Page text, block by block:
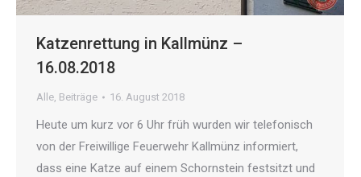
Katzenrettung in Kallmünz –
16.08.2018
Alle, Beiträge 16. August 2018
Heute um kurz vor 6 Uhr früh wurden wir telefonisch
von der Freiwillige Feuerwehr Kallmünz informiert,
dass eine Katze auf einem Schornstein festsitzt und